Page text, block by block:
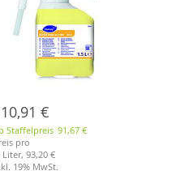
€
Staffelpreis 91,67 €
pro
Liter,93,20 €
19% MwSt.